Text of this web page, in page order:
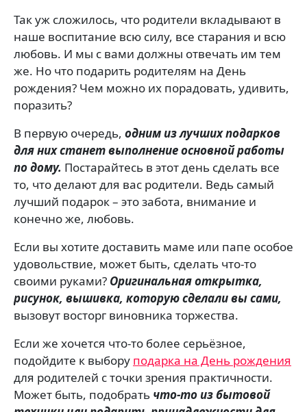
Так уж сложилось, что родители вкладывают в
наше воспитание всю силу, все старания и всю
любовь. И мы с вами должны отвечать им тем
же. Но что подарить родителям на День
рождения? Чем можно их порадовать, удивить,
поразить?
В первую очередь, одним из лучших подарков
для них станет выполнение основной работы
по дому. Постарайтесь в этот день сделать все
то, что делают для вас родители. Ведь самый
лучший подарок – это забота, внимание и
конечно же, любовь.
Если вы хотите доставить маме или папе особое
удовольствие, может быть, сделать что-то
своими руками? Оригинальная открытка,
рисунок, вышивка, которую сделали вы сами,
вызовут восторг виновника торжества.
Если же хочется что-то более серьёзное,
подойдите к выбору подарка на День рождения
для родителей с точки зрения практичности.
Может быть, подобрать что-то из бытовой